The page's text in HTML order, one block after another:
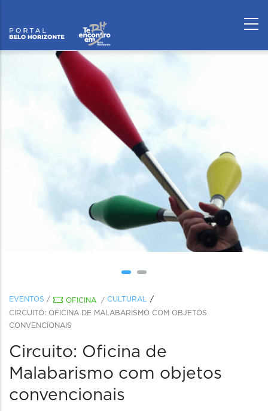
EVENTOS / OFICINA / CULTURAL
CIRCUITO: OFICINA DE MALABARISMO COM OBJETOS
CONVENCIONAIS
Circuito: Oficina de
Malabarismo com objetos
convencionais